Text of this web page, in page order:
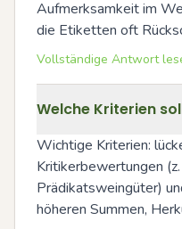
Aufmerksamkeit im
die Etiketten oft
Vollständige Antwort
Welche Kriterien
Wichtige Kriterien:
Kritikerbewertungen
Prädikatsweingüter)
höheren Summen,